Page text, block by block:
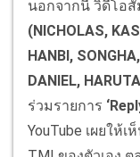
นอกจากนี้ วิดีโอ
(NICHOLAS,
HANBI,
DANIEL,
ร่วมรายการ
YouTube เผยให้